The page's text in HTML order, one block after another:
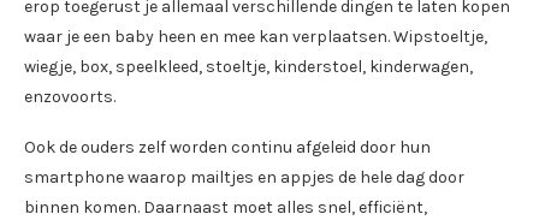
erop toegerust je allemaal verschillende dingen te laten kopen
waar je een baby heen en mee kan verplaatsen. Wipstoeltje,
wiegje, box, speelkleed, stoeltje, kinderstoel, kinderwagen,
enzovoorts.
Ook de ouders zelf worden continu afgeleid door hun
smartphone waarop mailtjes en appjes de hele dag door
binnen komen. Daarnaast moet alles snel, efficiënt,